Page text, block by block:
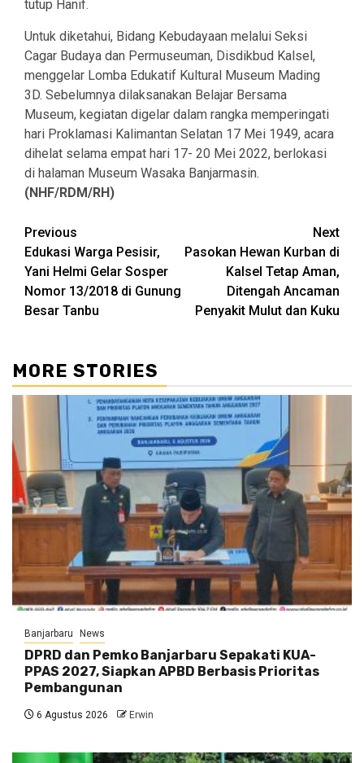
tutup Hanif.
Untuk diketahui, Bidang Kebudayaan melalui Seksi
Cagar Budaya dan Permuseuman, Disdikbud Kalsel,
menggelar Lomba Edukatif Kultural Museum Mading
3D. Sebelumnya dilaksanakan Belajar Bersama
Museum, kegiatan digelar dalam rangka memperingati
hari Proklamasi Kalimantan Selatan 17 Mei 1949, acara
dihelat selama empat hari 17- 20 Mei 2022, berlokasi
di halaman Museum Wasaka Banjarmasin.
(NHF/RDM/RH)
Continue
Reading
Previous
Edukasi Warga Pesisir,
Yani Helmi Gelar Sosper
Nomor 13/2018 di Gunung
Besar Tanbu
Next
Pasokan Hewan Kurban di
Kalsel Tetap Aman,
Ditengah Ancaman
Penyakit Mulut dan Kuku
MORE STORIES
Banjarbaru News
DPRD dan Pemko Banjarbaru Sepakati KUA-
PPAS 2027, Siapkan APBD Berbasis Prioritas
Pembangunan
6 Agustus 2026 Erwin